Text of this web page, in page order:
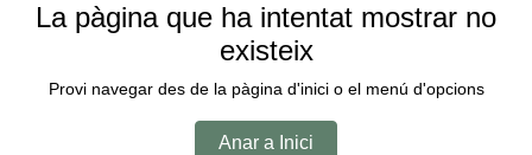
La pàgina que ha intentat mostrar no
existeix
Provi navegar des de la pàgina d'inici o el menú d'opcions
Anar a Inici